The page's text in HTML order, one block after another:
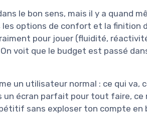
le bon sens, mais il y a quand
options de confort et la finition
pour jouer (fluidité,
voit que le budget est passé
un utilisateur normal : ce qui va,
écran parfait pour tout faire, ce
sans exploser ton compte en